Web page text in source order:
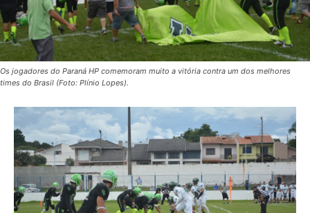
Os jogadores do Paraná HP comemoram muito a vitória contra um dos melhores
times do Brasil (Foto: Plínio Lopes).